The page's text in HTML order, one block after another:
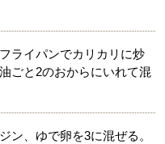
ライパンでカリカリに炒
ごと2のおからにいれて混
ン、ゆで卵を3に混ぜる。